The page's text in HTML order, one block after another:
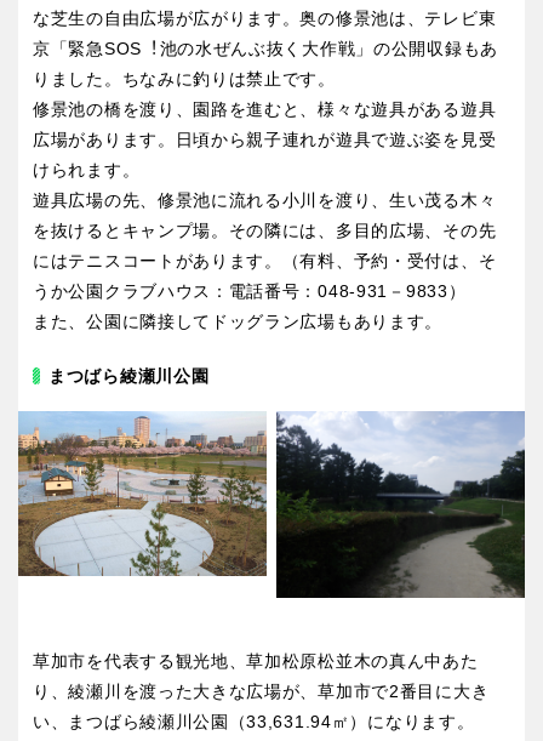
な芝生の自由広場が広がります。奥の修景池は、テレビ東
京「緊急SOS︕池の水ぜんぶ抜く大作戦」の公開収録もあ
りました。ちなみに釣りは禁止です。
修景池の橋を渡り、園路を進むと、様々な遊具がある遊具
広場があります。日頃から親子連れが遊具で遊ぶ姿を見受
けられます。
遊具広場の先、修景池に流れる小川を渡り、生い茂る木々
を抜けるとキャンプ場。その隣には、多目的広場、その先
にはテニスコートがあります。（有料、予約・受付は、そ
うか公園クラブハウス：電話番号：048-931－9833）
また、公園に隣接してドッグラン広場もあります。
まつばら綾瀬川公園
草加市を代表する観光地、草加松原松並木の真ん中あた
り、綾瀬川を渡った大きな広場が、草加市で2番目に大き
い、まつばら綾瀬川公園（33,631.94㎡）になります。